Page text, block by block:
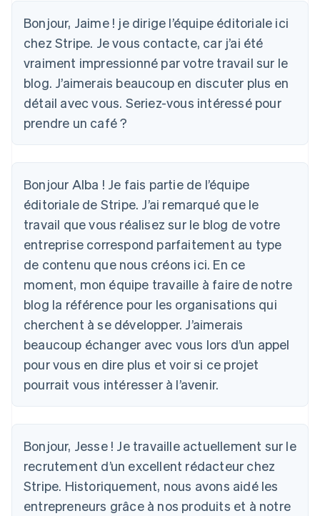
Bonjour, Jaime ! je dirige l’équipe éditoriale ici
chez Stripe. Je vous contacte, car j’ai été
vraiment impressionné par votre travail sur le
blog. J’aimerais beaucoup en discuter plus en
détail avec vous. Seriez-vous intéressé pour
prendre un café ?
Bonjour Alba ! Je fais partie de l’équipe
éditoriale de Stripe. J’ai remarqué que le
travail que vous réalisez sur le blog de votre
entreprise correspond parfaitement au type
de contenu que nous créons ici. En ce
moment, mon équipe travaille à faire de notre
blog la référence pour les organisations qui
cherchent à se développer. J’aimerais
beaucoup échanger avec vous lors d’un appel
pour vous en dire plus et voir si ce projet
pourrait vous intéresser à l’avenir.
Bonjour, Jesse ! Je travaille actuellement sur le
recrutement d’un excellent rédacteur chez
Stripe. Historiquement, nous avons aidé les
entrepreneurs grâce à nos produits et à notre